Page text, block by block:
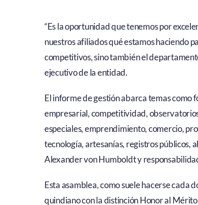
“Es la oportunidad que tenemos por
nuestros afiliados qué estamos haciendo
competitivos, sino también el
ejecutivo de la entidad.
El informe de gestión abarca temas
empresarial, competitividad,
especiales, emprendimiento, comercio,
tecnología, artesanías, registros públicos,
Alexander von Humboldt y
Esta asamblea, como suele hacerse cada
quindiano con la distinción Honor al